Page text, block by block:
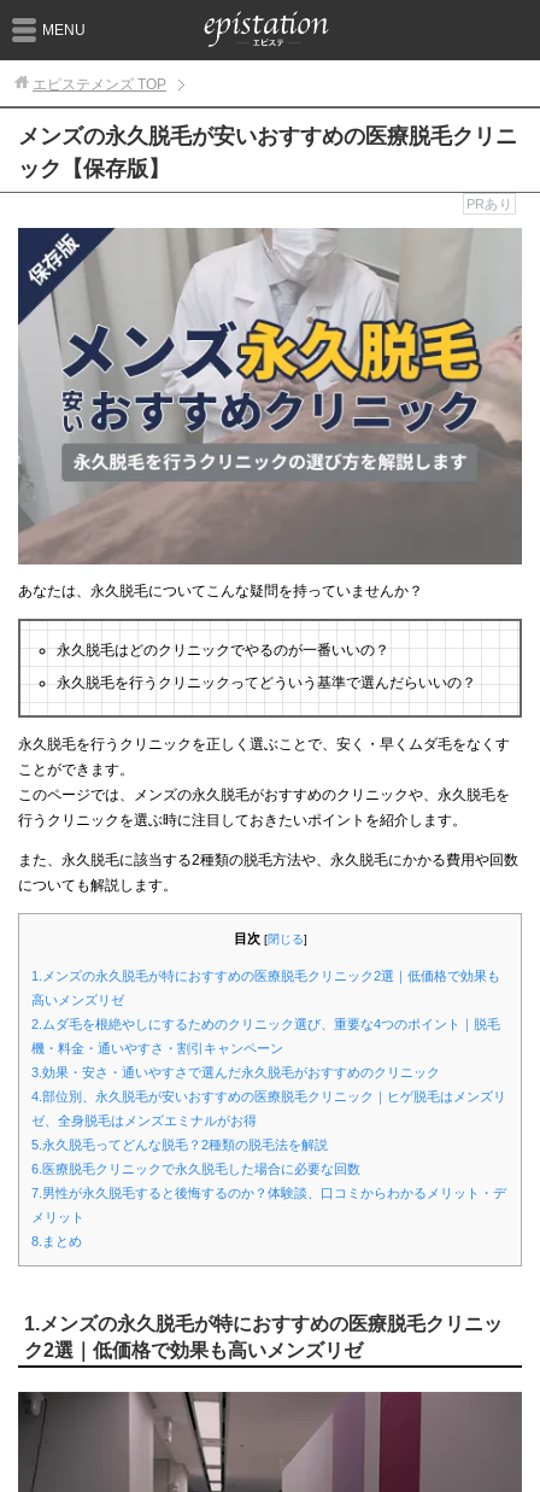
MENU
エピステメンズ TOP
メンズの永久脱毛が安いおすすめの医療脱毛クリニ
ック【保存版】
PRあり
あなたは、永久脱毛についてこんな疑問を持っていませんか？
永久脱毛はどのクリニックでやるのが一番いいの？
永久脱毛を行うクリニックってどういう基準で選んだらいいの？
永久脱毛を行うクリニックを正しく選ぶことで、安く・早くムダ毛をなくす
ことができます。
このページでは、メンズの永久脱毛がおすすめのクリニックや、永久脱毛を
行うクリニックを選ぶ時に注目しておきたいポイントを紹介します。
また、永久脱毛に該当する2種類の脱毛方法や、永久脱毛にかかる費用や回数
についても解説します。
目次 [閉じる]
1.メンズの永久脱毛が特におすすめの医療脱毛クリニック2選｜低価格で効果も
高いメンズリゼ
2.ムダ毛を根絶やしにするためのクリニック選び、重要な4つのポイント｜脱毛
機・料金・通いやすさ・割引キャンペーン
3.効果・安さ・通いやすさで選んだ永久脱毛がおすすめのクリニック
4.部位別、永久脱毛が安いおすすめの医療脱毛クリニック｜ヒゲ脱毛はメンズリ
ゼ、全身脱毛はメンズエミナルがお得
5.永久脱毛ってどんな脱毛？2種類の脱毛法を解説
6.医療脱毛クリニックで永久脱毛した場合に必要な回数
7.男性が永久脱毛すると後悔するのか？体験談、口コミからわかるメリット・デ
メリット
8.まとめ
1.メンズの永久脱毛が特におすすめの医療脱毛クリニッ
ク2選｜低価格で効果も高いメンズリゼ